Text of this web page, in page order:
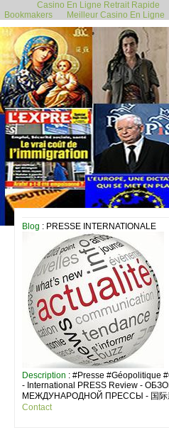
Casino En Ligne Retrait Rapide
Bookmakers
Meilleur Casino En Ligne
Blog : PRESSE INTERNATIONALE
Description : #Presse #Géopolitique
- International PRESS Review -
МЕЖДУНАРОДНОЙ ПРЕССЫ - 国际
Contact